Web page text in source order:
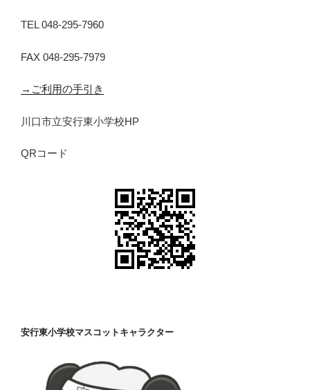
TEL 048-295-7960
FAX 048-295-7979
→ご利用の手引き
川口市立安行東小学校HP
QRコード
安行東小学校マスコットキャラクター